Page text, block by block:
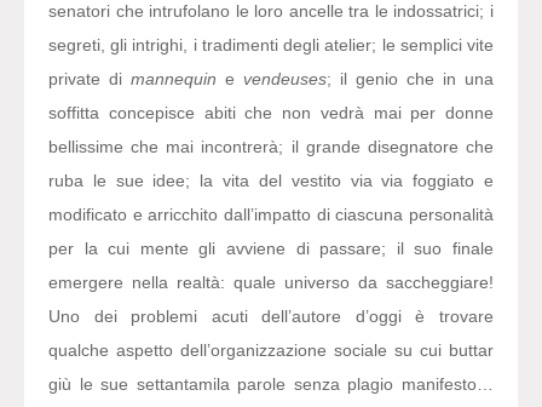
senatori che intrufolano le loro ancelle tra le indossatrici; i
segreti, gli intrighi, i tradimenti degli atelier; le semplici vite
private di mannequin e vendeuses; il genio che in una
soffitta concepisce abiti che non vedrà mai per donne
bellissime che mai incontrerà; il grande disegnatore che
ruba le sue idee; la vita del vestito via via foggiato e
modificato e arricchito dall’impatto di ciascuna personalità
per la cui mente gli avviene di passare; il suo finale
emergere nella realtà: quale universo da saccheggiare!
Uno dei problemi acuti dell’autore d’oggi è trovare
qualche aspetto dell’organizzazione sociale su cui buttar
giù le sue settantamila parole senza plagio manifesto…